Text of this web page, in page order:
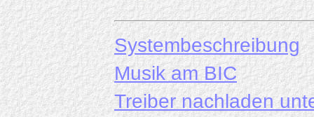
Systembeschreibung
Musik am BIC
Treiber nachladen